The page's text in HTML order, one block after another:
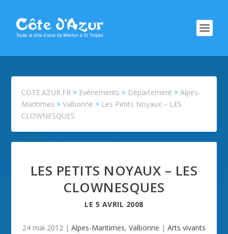
COTE.AZUR.FR > Evénements > Département >Alpes-
Maritimes >Valbonne > Les Petits Noyaux – LES
CLOWNESQUES
LES PETITS NOYAUX – LES
CLOWNESQUES
LE 5 AVRIL 2008
24 mai 2012 | Alpes-Maritimes, Valbonne | Arts vivants